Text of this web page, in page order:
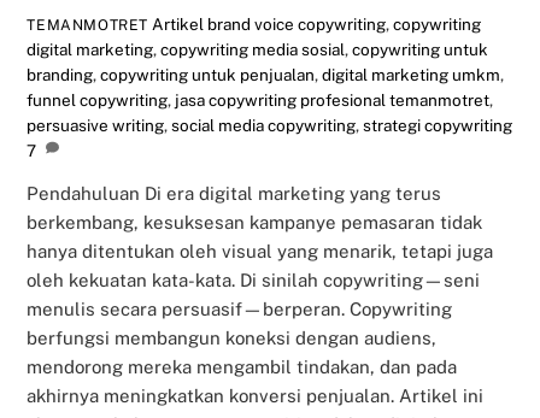
TEMANMOTRET Artikel brand voice copywriting,copywriting
digital marketing,copywriting media sosial,copywriting untuk
branding,copywriting untuk penjualan,digital marketing umkm,
funnel copywriting, jasa copywriting profesional temanmotret,
persuasive writing,social media copywriting,strategi copywriting
7
Pendahuluan Di era digital marketing yang terus
berkembang, kesuksesan kampanye pemasaran tidak
hanya ditentukan oleh visual yang menarik, tetapi juga
oleh kekuatan kata-kata. Di sinilah copywriting—seni
menulis secara persuasif—berperan. Copywriting
berfungsi membangun koneksi dengan audiens,
mendorong mereka mengambil tindakan, dan pada
akhirnya meningkatkan konversi penjualan. Artikel ini